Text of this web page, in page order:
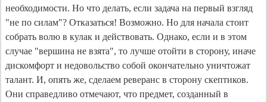
необходимости. Но что делать, если задача на первый взгляд
"не по силам"? Отказаться! Возможно. Но для начала стоит
собрать волю в кулак и действовать. Однако, если и в этом
случае "вершина не взята", то лучше отойти в сторону, иначе
дискомфорт и недовольство собой окончательно уничтожат
талант. И, опять же, сделаем реверанс в сторону скептиков.
Они справедливо отмечают, что предмет, созданный в